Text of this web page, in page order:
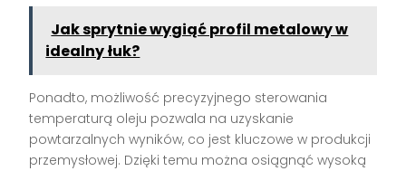
Jak sprytnie wygiąć profil metalowy w
idealny łuk?
Ponadto, możliwość precyzyjnego sterowania
temperaturą oleju pozwala na uzyskanie
powtarzalnych wyników, co jest kluczowe w produkcji
przemysłowej. Dzięki temu można osiągnąć wysoką